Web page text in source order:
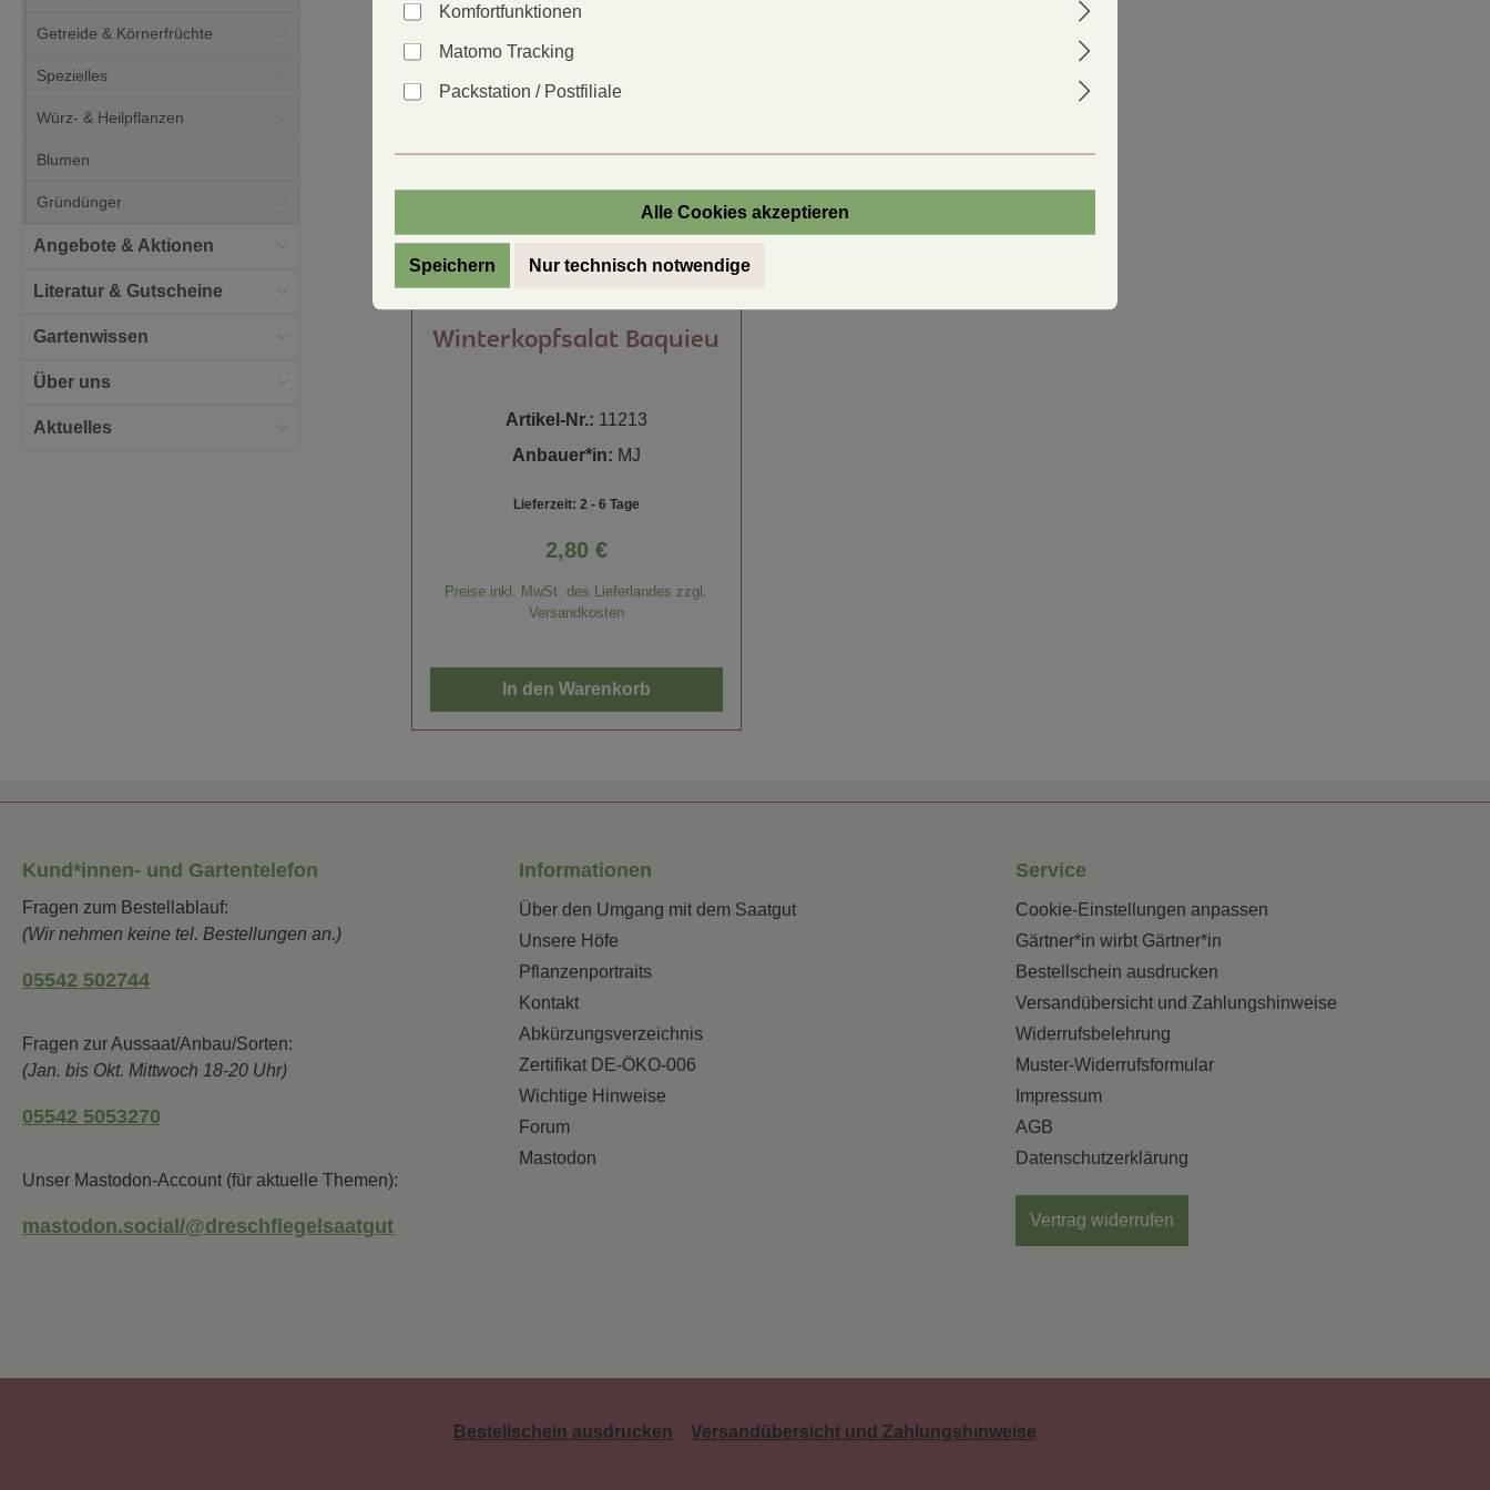
Getreide & Körnerfrüchte
Spezielles
Würz- & Heilpflanzen
Blumen
Gründünger
Angebote & Aktionen
Literatur & Gutscheine
Gartenwissen
Über uns
Aktuelles
Winterkopfsalat Baquieu
Artikel-Nr.: 11213
Anbauer*in: MJ
Lieferzeit: 2 - 6 Tage
Regulärer Preis:
2,80 €
Preise inkl. MwSt. des Lieferlandes zzgl.
Versandkosten
In den Warenkorb
Kund*innen- und Gartentelefon
Fragen zum Bestellablauf:
(Wir nehmen keine tel. Bestellungen an.)
05542 502744
Fragen zur Aussaat/Anbau/Sorten:
(Jan. bis Okt. Mittwoch 18-20 Uhr)
05542 5053270
Unser Mastodon-Account (für aktuelle Themen):
mastodon.social/@dreschflegelsaatgut
Informationen
Über den Umgang mit dem Saatgut
Unsere Höfe
Pflanzenportraits
Kontakt
Abkürzungsverzeichnis
Zertifikat DE-ÖKO-006
Wichtige Hinweise
Forum
Mastodon
Service
Cookie-Einstellungen anpassen
Gärtner*in wirbt Gärtner*in
Bestellschein ausdrucken
Versandübersicht und Zahlungshinweise
Widerrufsbelehrung
Muster-Widerrufsformular
Impressum
AGB
Datenschutzerklärung
Vertrag widerrufen
Bestellschein ausdrucken Versandübersicht und Zahlungshinweise
Komfortfunktionen
Matomo Tracking
Packstation / Postfiliale
Alle Cookies akzeptieren
Speichern Nur technisch notwendige